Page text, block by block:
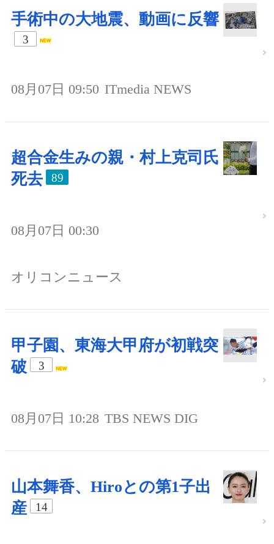
手術中の大地震、動画に反響
3
08月07日 09:50 ITmedia NEWS
超合金生みの親・村上克司氏
死去
89
08月07日 00:30
オリコンニュース
甲子園、東海大甲府が初戦突
破
3
08月07日 10:28 TBS NEWS DIG
山本舞香、Hiroとの第1子出
産
14